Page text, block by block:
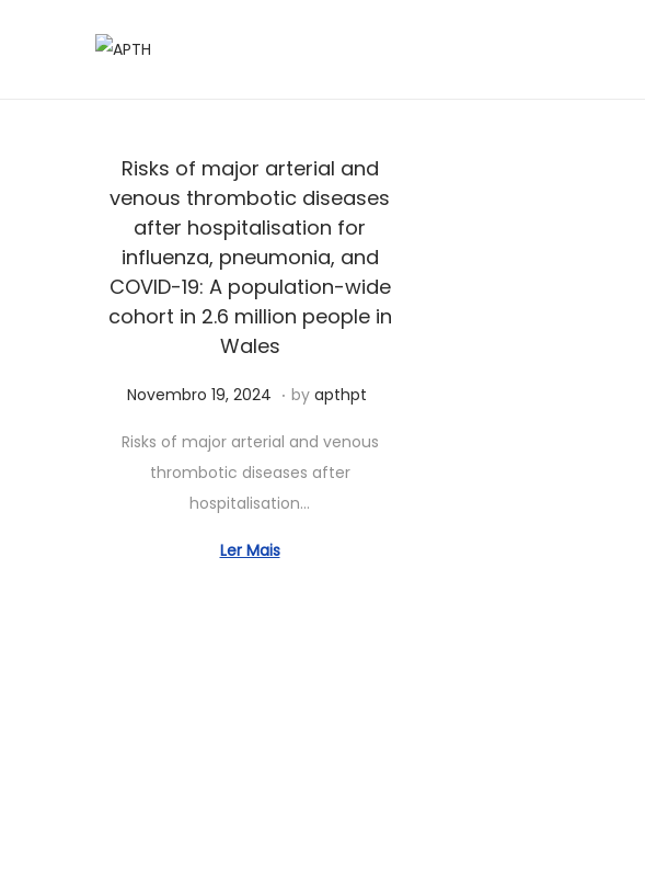
Risks of major arterial and
venous thrombotic diseases
after hospitalisation for
influenza, pneumonia, and
COVID-19: A population-wide
cohort in 2.6 million people in
Wales
Posted on
Novembro 19, 2024 J
n
h
o
3
. by apthpt
Risks of major arterial and venous
thrombotic diseases after
hospitalisation…
Ler Mais